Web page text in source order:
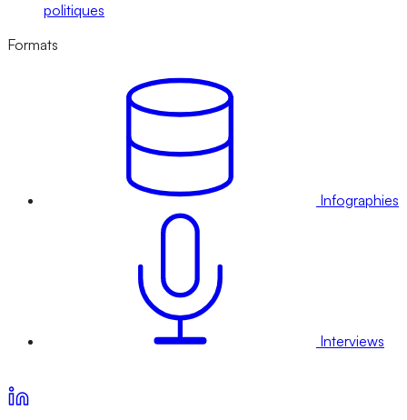
politiques
Formats
Infographies
Interviews